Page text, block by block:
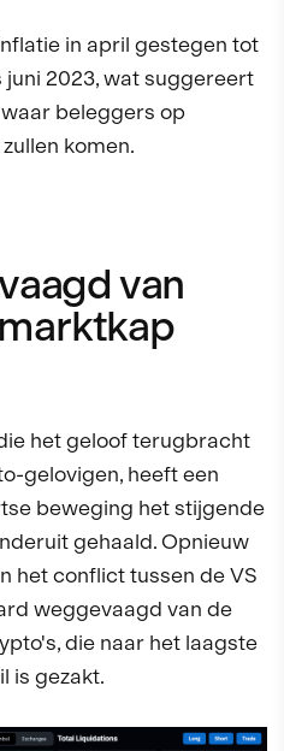
in april gestegen tot
2023, wat suggereert
beleggers op
komen.
van
het geloof terugbracht
gelovigen, heeft een
beweging het stijgende
gehaald. Opnieuw
het conflict tussen de VS
weggevaagd van de
die naar het laagste
is gezakt.